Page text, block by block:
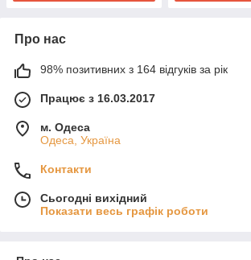
Про нас
98% позитивних з 164 відгуків за рік
Працює з 16.03.2017
м. Одеса
Одеса, Україна
Контакти
Сьогодні вихідний
Показати весь графік роботи